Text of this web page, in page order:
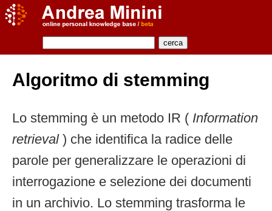
Algoritmo di stemming
Lo stemming è un metodo IR ( Information
retrieval) che identifica la radice delle
parole per generalizzare le operazioni di
interrogazione e selezione dei documenti
in un archivio. Lo stemming trasforma le